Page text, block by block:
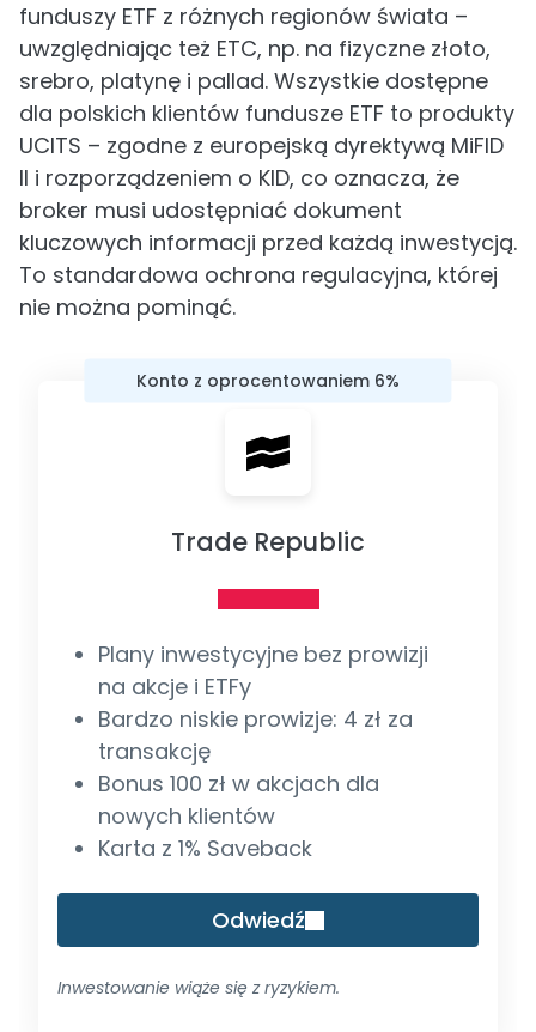
funduszy ETF z różnych regionów świata –
uwzględniając też ETC, np. na fizyczne złoto,
srebro, platynę i pallad. Wszystkie dostępne
dla polskich klientów fundusze ETF to produkty
UCITS – zgodne z europejską dyrektywą MiFID
II i rozporządzeniem o KID, co oznacza, że
broker musi udostępniać dokument
kluczowych informacji przed każdą inwestycją.
To standardowa ochrona regulacyjna, której
nie można pominąć.
Konto z oprocentowaniem 6%
Trade Republic
Plany inwestycyjne bez prowizji
na akcje i ETFy
Bardzo niskie prowizje: 4 zł za
transakcję
Bonus 100 zł w akcjach dla
nowych klientów
Karta z 1% Saveback
Odwiedź
Inwestowanie wiąże się z ryzykiem.